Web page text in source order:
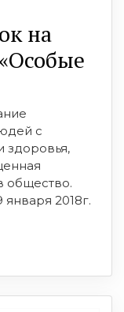
на
с
здоровья,
общество.
2018г.